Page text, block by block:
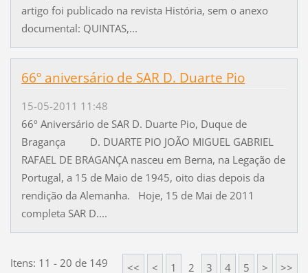
artigo foi publicado na revista História, sem o anexo
documental: QUINTAS,...
66º aniversário de SAR D. Duarte Pio
15-05-2011 11:48
66º Aniversário de SAR D. Duarte Pio, Duque de
Bragança D. DUARTE PIO JOÃO MIGUEL GABRIEL
RAFAEL DE BRAGANÇA nasceu em Berna, na Legação de
Portugal, a 15 de Maio de 1945, oito dias depois da
rendição da Alemanha. Hoje, 15 de Mai de 2011
completa SAR D....
Itens: 11 - 20 de 149 << < 1 2 3 4 5 > >>